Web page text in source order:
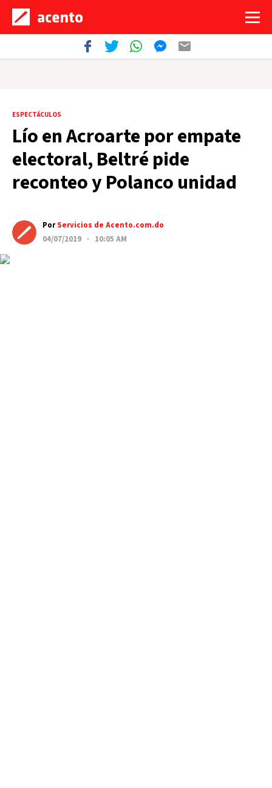
ESPECTÁCULOS
Lío en Acroarte por empate
electoral, Beltré pide
reconteo y Polanco unidad
PorServicios de Acento.com.do
04/07/2019 · 10:05 AM